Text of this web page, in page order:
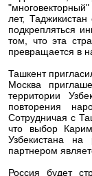
лет,
подкрепляться
том, что эта
превращается в
Ташкент
Москва
территории
повторения
Сотрудничая с
что выбор
Узбекистана
партнером
Россия будет